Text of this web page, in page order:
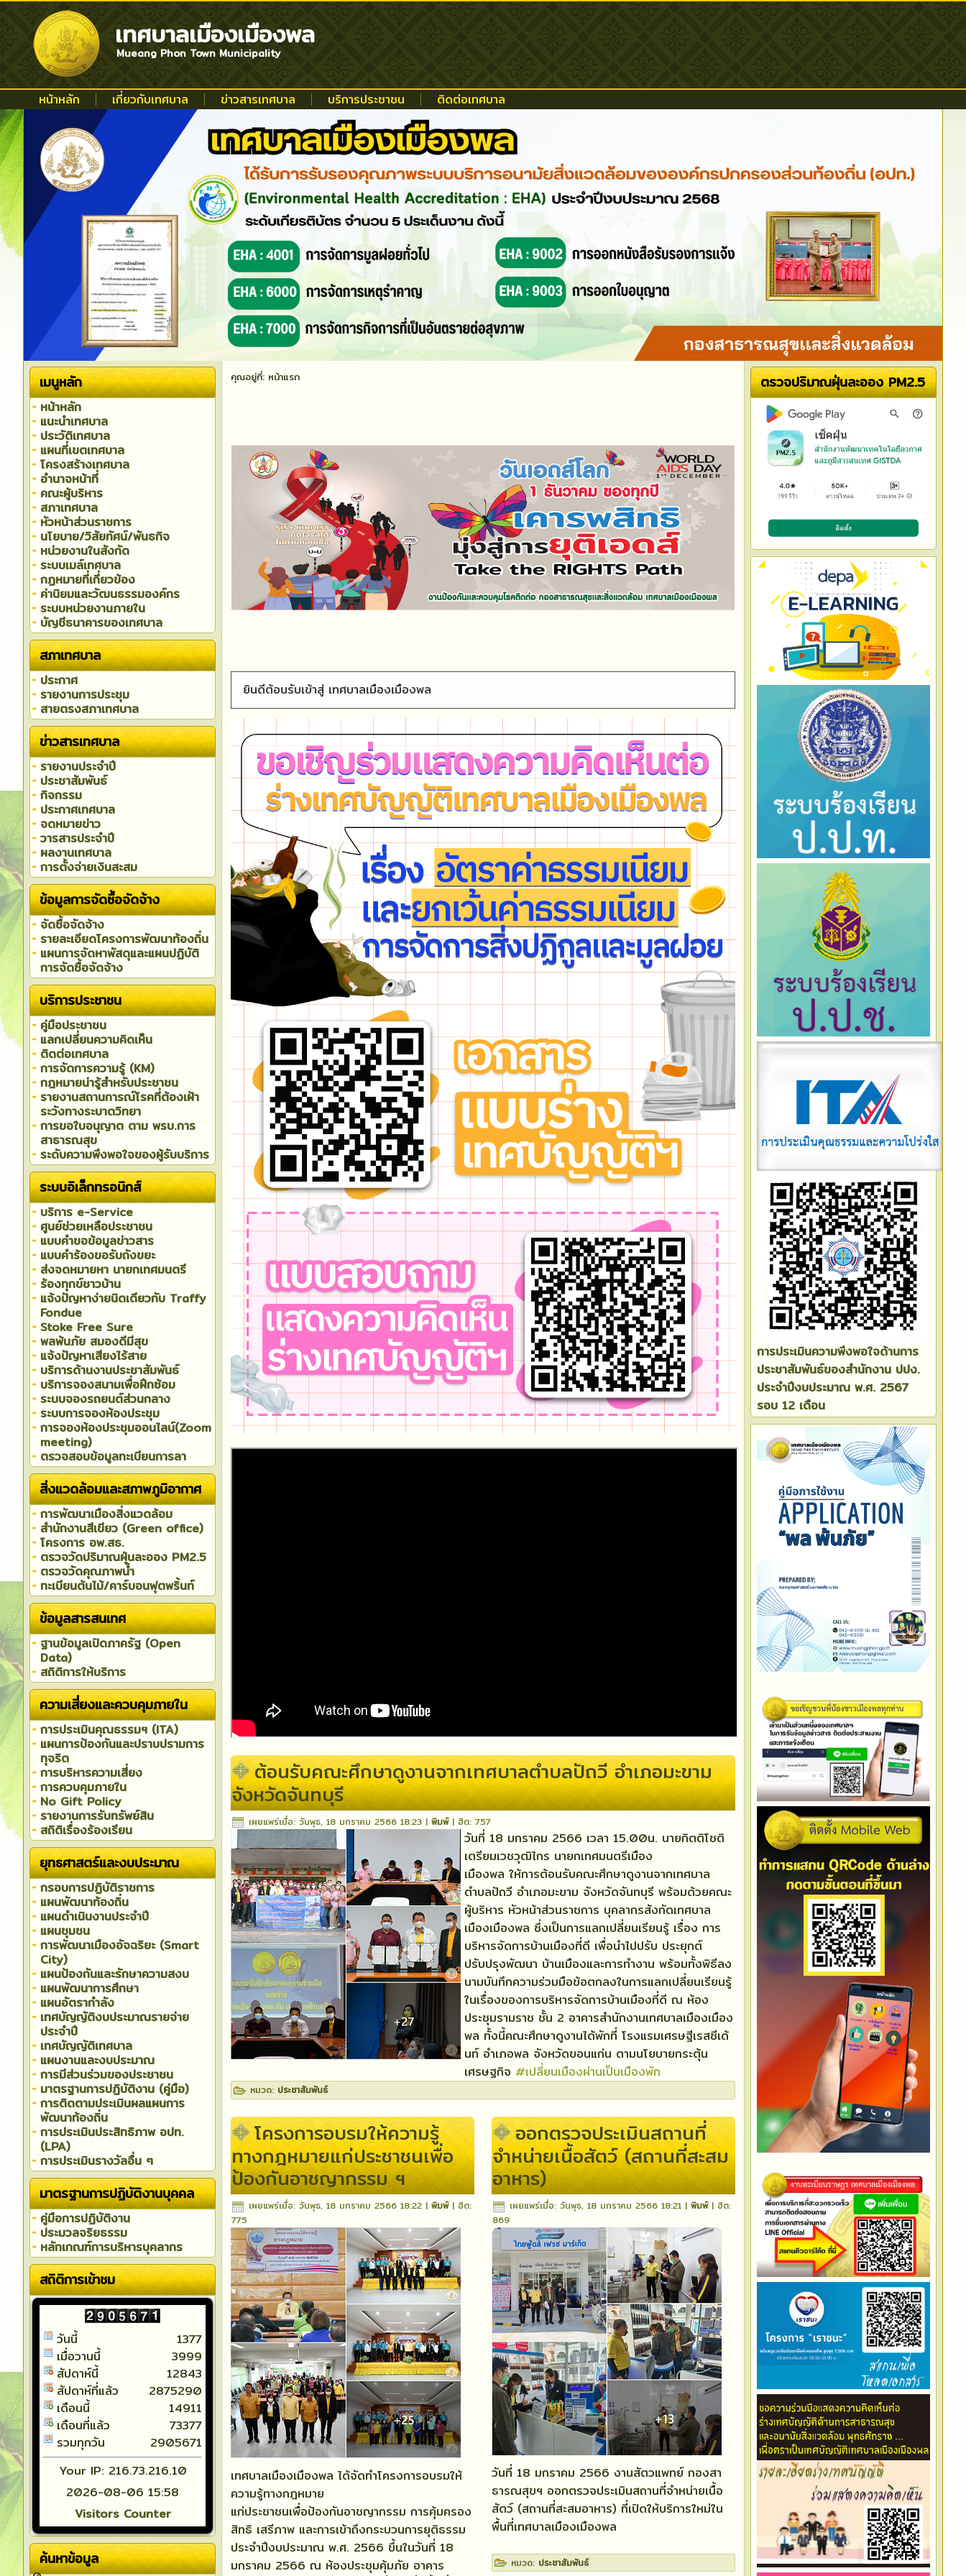
เทศบาลเมืองเมืองพล
Mueang Phon Town Municipality
หน้าหลัก เกี่ยวกับเทศบาล ข่าวสารเทศบาล บริการประชาชน ติดต่อเทศบาล
เมนูหลัก
หน้าหลัก
แนะนำเทศบาล
ประวัติเทศบาล
แผนที่เขตเทศบาล
โครงสร้างเทศบาล
อำนาจหน้าที่
คณะผู้บริหาร
สภาเทศบาล
หัวหน้าส่วนราชการ
นโยบาย/วิสัยทัศน์/พันธกิจ
หน่วยงานในสังกัด
ระบบเมล์เทศบาล
กฏหมายที่เกี่ยวข้อง
ค่านิยมและวัฒนธรรมองค์กร
ระบบหน่วยงานภายใน
บัญชีธนาคารของเทศบาล
สภาเทศบาล
ประกาศ
รายงานการประชุม
สายตรงสภาเทศบาล
ข่าวสารเทศบาล
รายงานประจำปี
ประชาสัมพันธ์
กิจกรรม
ประกาศเทศบาล
จดหมายข่าว
วารสารประจำปี
ผลงานเทศบาล
การตั้งจ่ายเงินสะสม
ข้อมูลการจัดซื้อจัดจ้าง
จัดซื้อจัดจ้าง
รายละเอียดโครงการพัฒนาท้องถิ่น
แผนการจัดหาพัสดุและแผนปฏิบัติ
การจัดซื้อจัดจ้าง
บริการประชาชน
คู่มือประชาชน
แลกเปลี่ยนความคิดเห็น
ติดต่อเทศบาล
การจัดการความรู้ (KM)
กฎหมายน่ารู้สำหรับประชาชน
รายงานสถานการณ์โรคที่ต้องเฝ้า
ระวังทางระบาดวิทยา
การขอใบอนุญาต ตาม พรบ.การ
สาธารณสุข
ระดับความพึงพอใจของผู้รับบริการ
ระบบอิเล็กทรอนิกส์
บริการ e-Service
ศูนย์ช่วยเหลือประชาชน
แบบคำขอข้อมูลข่าวสาร
แบบคำร้องขอรับถังขยะ
ส่งจดหมายหา นายกเทศมนตรี
ร้องทุกข์ชาวบ้าน
แจ้งปัญหาง่ายนิดเดียวกับ Traffy
Fondue
Stoke Free Sure
พลพ้นภัย สมองดีมีสุข
แจ้งปัญหาเสียงไร้สาย
บริการด้านงานประชาสัมพันธ์
บริการจองสนามเพื่อฝึกซ้อม
ระบบจองรถยนต์ส่วนกลาง
ระบบการจองห้องประชุม
การจองห้องประชุมออนไลน์(Zoom
meeting)
ตรวจสอบข้อมูลทะเบียนการลา
สิ่งแวดล้อมและสภาพภูมิอากาศ
การพัฒนาเมืองสิ่งแวดล้อม
สำนักงานสีเขียว (Green office)
โครงการ อพ.สธ.
ตรวจวัดปริมาณฝุ่นละออง PM2.5
ตรวจวัดคุณภาพน้ำ
ทะเบียนต้นไม้/คาร์บอนฟุตพริ้นท์
ข้อมูลสารสนเทศ
ฐานข้อมูลเปิดภาครัฐ (Open
Data)
สถิติการให้บริการ
ความเสี่ยงและควบคุมภายใน
การประเมินคุณธรรมฯ (ITA)
แผนการป้องกันและปราบปรามการ
ทุจริต
การบริหารความเสี่ยง
การควบคุมภายใน
No Gift Policy
รายงานการรับทรัพย์สิน
สถิติเรื่องร้องเรียน
ยุทธศาสตร์และงบประมาณ
กรอบการปฏิบัติราชการ
แผนพัฒนาท้องถิ่น
แผนดำเนินงานประจำปี
แผนชุมชน
การพัฒนาเมืองอัจฉริยะ (Smart
City)
แผนป้องกันและรักษาความสงบ
แผนพัฒนาการศึกษา
แผนอัตรากำลัง
เทศบัญญัติงบประมาณรายจ่าย
ประจำปี
เทศบัญญัติเทศบาล
แผนงานและงบประมาณ
การมีส่วนร่วมของประชาชน
มาตรฐานการปฏิบัติงาน (คู่มือ)
การติดตามประเมินผลแผนการ
พัฒนาท้องถิ่น
การประเมินประสิทธิภาพ อปท.
(LPA)
การประเมินรางวัลอื่น ๆ
มาตรฐานการปฏิบัติงานบุคคล
คู่มือการปฏิบัติงาน
ประมวลจริยธรรม
หลักเกณฑ์การบริหารบุคลากร
สถิติการเข้าชม
วันนี้
เมื่อวานนี้
สัปดาห์นี้
สัปดาห์ที่แล้ว
เดือนนี้
เดือนที่แล้ว
รวมทุกวัน
1377
3999
12843
2875290
14911
73377
2905671
Your IP: 216.73.216.10
2026-08-06 15:58
Visitors Counter
ค้นหาข้อมูล
คุณอยู่ที่: หน้าแรก
ยินดีต้อนรับเข้าสู่ เทศบาลเมืองเมืองพล
ต้อนรับคณะศึกษาดูงานจากเทศบาลตำบลปัถวี อำเภอมะขาม
จังหวัดจันทบุรี
เผยแพร่เมื่อ: วันพุธ, 18 มกราคม 2566 18:23 | พิมพ์ | ฮิต: 757
วันที่ 18 มกราคม 2566 เวลา 15.00น. นายกิตติโชติ
เตรียมเวชวุฒิไกร นายกเทศมนตรีเมือง
เมืองพล ให้การต้อนรับคณะศึกษาดูงานจากเทศบาล
ตำบลปัถวี อำเภอมะขาม จังหวัดจันทบุรี พร้อมด้วยคณะ
ผู้บริหาร หัวหน้าส่วนราชการ บุคลากรสังกัดเทศบาล
เมืองเมืองพล ซึ่งเป็นการแลกเปลี่ยนเรียนรู้ เรื่อง การ
บริหารจัดการบ้านเมืองที่ดี เพื่อนำไปปรับ ประยุกต์
ปรับปรุงพัฒนา บ้านเมืองและการทำงาน พร้อมทั้งพิธีลง
นามบันทึกความร่วมมือข้อตกลงในการแลกเปลี่ยนเรียนรู้
ในเรื่องของการบริหารจัดการบ้านเมืองที่ดี ณ ห้อง
ประชุมรามราช ชั้น 2 อาคารสำนักงานเทศบาลเมืองเมือง
พล ทั้งนี้คณะศึกษาดูงานได้พักที่ โรงแรมเศรษฐีเรสซีเด้
นท์ อำเภอพล จังหวัดขอนแก่น ตามนโยบายกระตุ้น
เศรษฐกิจ #เปลี่ยนเมืองผ่านเป็นเมืองพัก
หมวด: ประชาสัมพันธ์
โครงการอบรมให้ความรู้
ทางกฎหมายแก่ประชาชนเพื่อ
ป้องกันอาชญากรรม ฯ
เผยแพร่เมื่อ: วันพุธ, 18 มกราคม 2566 18:22 | พิมพ์ | ฮิต:
775
เทศบาลเมืองเมืองพล ได้จัดทำโครงการอบรมให้
ความรู้ทางกฎหมาย
แก่ประชาชนเพื่อป้องกันอาชญากรรม การคุ้มครอง
สิทธิ เสรีภาพ และการเข้าถึงกระบวนการยุติธรรม
ประจำปีงบประมาณ พ.ศ. 2566 ขึ้นในวันที่ 18
มกราคม 2566 ณ ห้องประชุมคุ้มภัย อาคาร
ออกตรวจประเมินสถานที่
จำหน่ายเนื้อสัตว์ (สถานที่สะสม
อาหาร)
เผยแพร่เมื่อ: วันพุธ, 18 มกราคม 2566 18:21 | พิมพ์ | ฮิต:
869
วันที่ 18 มกราคม 2566 งานสัตวแพทย์ กองสา
ธารณสุขฯ ออกตรวจประเมินสถานที่จำหน่ายเนื้อ
สัตว์ (สถานที่สะสมอาหาร) ที่เปิดให้บริการใหม่ใน
พื้นที่เทศบาลเมืองเมืองพล
หมวด: ประชาสัมพันธ์
ตรวจปริมาณฝุ่นละออง PM2.5
การประเมินความพึงพอใจด้านการ
ประชาสัมพันธ์ของสำนักงาน ปปง.
ประจำปีงบประมาณ พ.ศ. 2567
รอบ 12 เดือน